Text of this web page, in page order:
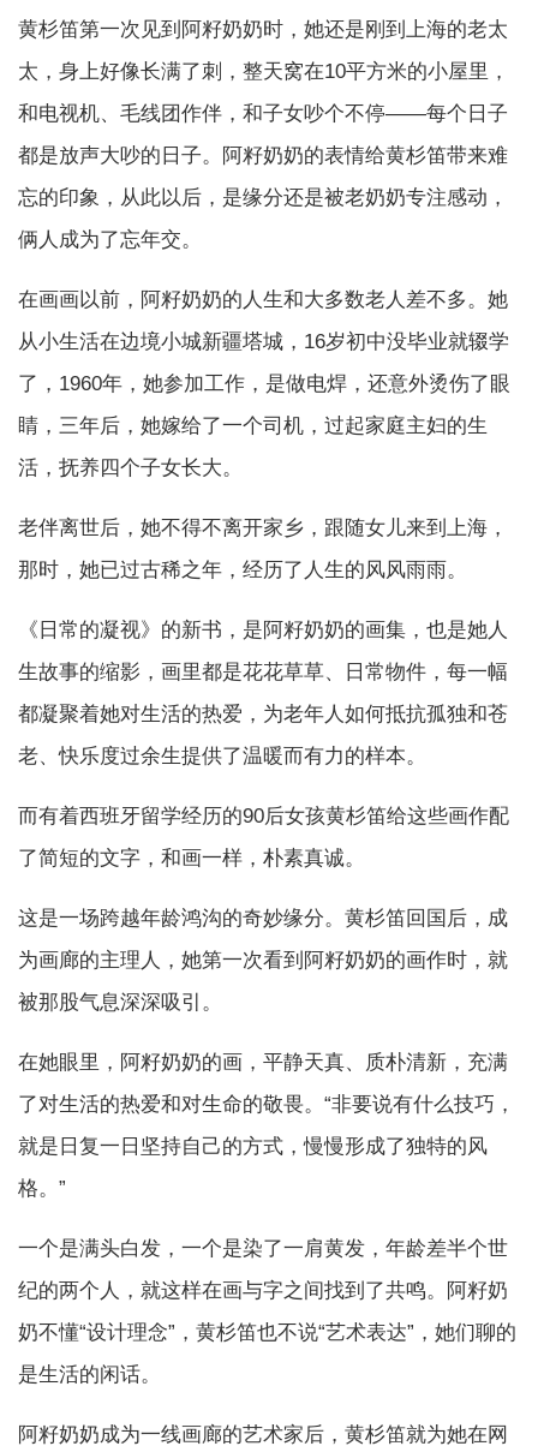
黄杉笛第一次见到阿籽奶奶时，她还是刚到上海的老太
太，身上好像长满了刺，整天窝在10平方米的小屋里，
和电视机、毛线团作伴，和子女吵个不停——每个日子
都是放声大吵的日子。阿籽奶奶的表情给黄杉笛带来难
忘的印象，从此以后，是缘分还是被老奶奶专注感动，
俩人成为了忘年交。
在画画以前，阿籽奶奶的人生和大多数老人差不多。她
从小生活在边境小城新疆塔城，16岁初中没毕业就辍学
了，1960年，她参加工作，是做电焊，还意外烫伤了眼
睛，三年后，她嫁给了一个司机，过起家庭主妇的生
活，抚养四个子女长大。
老伴离世后，她不得不离开家乡，跟随女儿来到上海，
那时，她已过古稀之年，经历了人生的风风雨雨。
《日常的凝视》的新书，是阿籽奶奶的画集，也是她人
生故事的缩影，画里都是花花草草、日常物件，每一幅
都凝聚着她对生活的热爱，为老年人如何抵抗孤独和苍
老、快乐度过余生提供了温暖而有力的样本。
而有着西班牙留学经历的90后女孩黄杉笛给这些画作配
了简短的文字，和画一样，朴素真诚。
这是一场跨越年龄鸿沟的奇妙缘分。黄杉笛回国后，成
为画廊的主理人，她第一次看到阿籽奶奶的画作时，就
被那股气息深深吸引。
在她眼里，阿籽奶奶的画，平静天真、质朴清新，充满
了对生活的热爱和对生命的敬畏。“非要说有什么技巧，
就是日复一日坚持自己的方式，慢慢形成了独特的风
格。”
一个是满头白发，一个是染了一肩黄发，年龄差半个世
纪的两个人，就这样在画与字之间找到了共鸣。阿籽奶
奶不懂“设计理念”，黄杉笛也不说“艺术表达”，她们聊的
是生活的闲话。
阿籽奶奶成为一线画廊的艺术家后，黄杉笛就为她在网